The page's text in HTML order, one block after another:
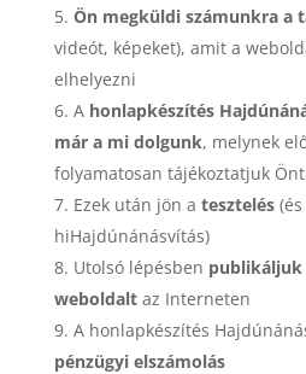
Ön megküldi számunkra a
videót, képeket), amit a
elhelyezni
A honlapkészítés
már a mi dolgunk, melynek
folyamatosan tájékoztatjuk Önt
Ezek után jön a tesztelés(és
hiHajdúnánásvítás)
Utolsó lépésben publikáljuk
weboldaltaz Interneten
A honlapkészítés
pénzügyi elszámolás